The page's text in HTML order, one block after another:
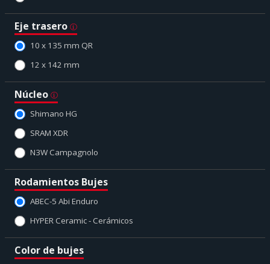
Eje trasero
10 x 135 mm QR
12 x 142 mm
Núcleo
Shimano HG
SRAM XDR
N3W Campagnolo
Rodamientos Bujes
ABEC-5 Abi Enduro
HYPER Ceramic - Cerámicos
Color de bujes